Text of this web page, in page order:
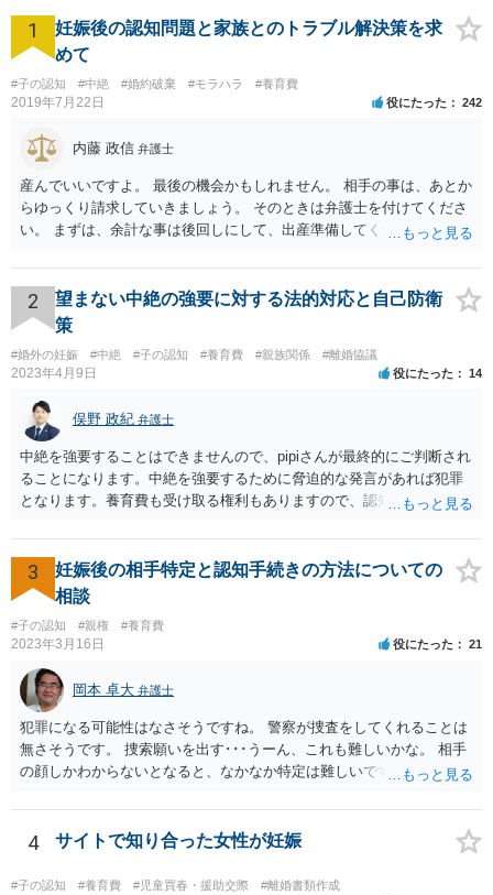
1
妊娠後の認知問題と家族とのトラブル解決策を求
めて
#子の認知 #中絶 #婚約破棄 #モラハラ #養育費
2019年7月22日 役にたった 242
内藤 政信 弁護士
産んでいいですよ。 最後の機会かもしれません。 相手の事は、あとか
らゆっくり請求していきましょう。 そのときは弁護士を付けてくださ
い。 まずは、余計な事は後回しにして、出産準備してください。
2
望まない中絶の強要に対する法的対応と自己防衛
策
#婚外の妊娠 #中絶 #子の認知 #養育費 #親族関係 #離婚協議
2023年4月9日 役にたった 14
俣野 政紀 弁護士
中絶を強要することはできませんので、pipiさんが最終的にご判断され
ることになります。中絶を強要するために脅迫的な発言があれば犯罪
となります。養育費も受け取る権利もありますので、認知等につきお
勧めします。
3
妊娠後の相手特定と認知手続きの方法についての
相談
#子の認知 #親権 #養育費
2023年3月16日 役にたった 21
岡本 卓大 弁護士
犯罪になる可能性はなさそうですね。 警察が捜査をしてくれることは
無さそうです。 捜索願いを出す･･･うーん、これも難しいかな。 相手
の顔しかわからないとなると、なかなか特定は難しいですね。 お役に
4 サイトで知り合った女性が妊娠
#子の認知 #養育費 #児童買春・援助交際 #離婚書類作成